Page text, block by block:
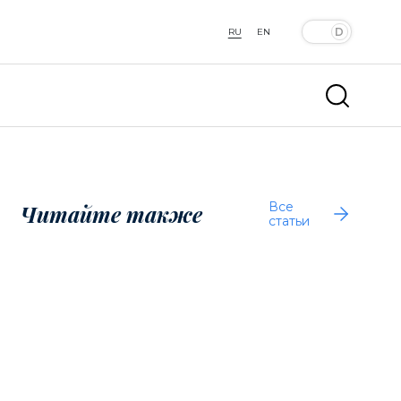
RU EN
Читайте также
Все
статьи